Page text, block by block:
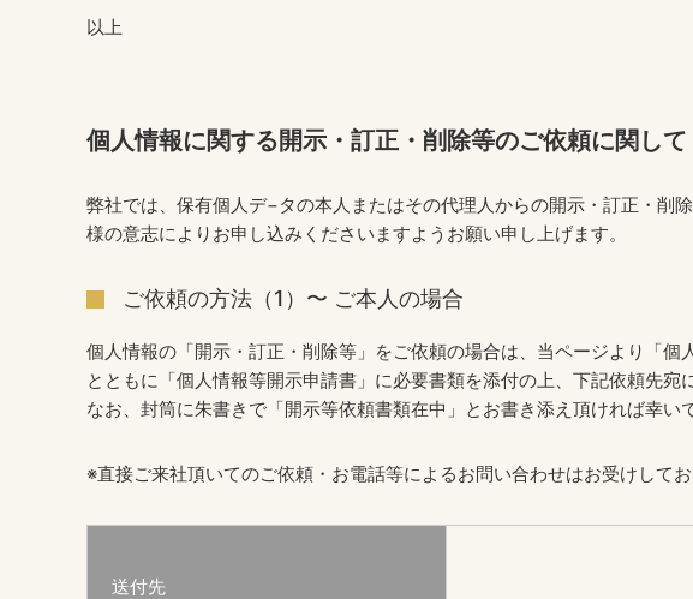
以上
個人情報に関する開示・訂正・削除等のご依頼に関して
弊社では、保有個人デ−タの本人またはその代理人からの開示・訂正・削
様の意志によりお申し込みくださいますようお願い申し上げます。
ご依頼の方法（1）〜 ご本人の場合
個人情報の「開示・訂正・削除等」をご依頼の場合は、当ページより「
とともに「個人情報等開示申請書」に必要書類を添付の上、下記依頼先宛
なお、封筒に朱書きで「開示等依頼書類在中」とお書き添え頂ければ幸いで
※直接ご来社頂いてのご依頼・お電話等によるお問い合わせはお受けして
送付先